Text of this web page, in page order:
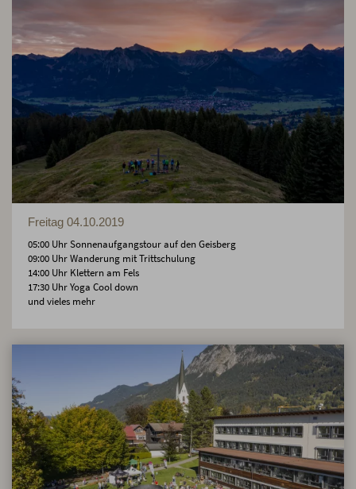
Freitag 04.10.2019
05:00 Uhr Sonnenaufgangstour auf den Geisberg
09:00 Uhr Wanderung mit Trittschulung
14:00 Uhr Klettern am Fels
17:30 Uhr Yoga Cool down
und vieles mehr